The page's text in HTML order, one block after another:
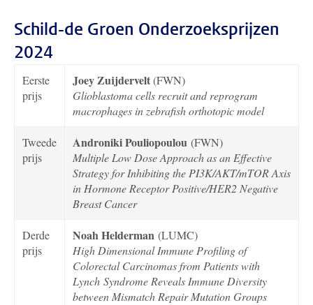
Schild-de Groen Onderzoeksprijzen
2024
Eerste
prijs
Joey Zuijdervelt(FWN)
Glioblastoma cells recruit and reprogram
macrophages in zebrafish orthotopic model
Tweede
prijs
Androniki Pouliopoulou (FWN)
Multiple Low Dose Approach as an Effective
Strategy for Inhibiting the PI3K/AKT/mTOR Axis
in Hormone Receptor Positive/HER2 Negative
Breast Cancer
Derde
prijs
Noah Helderman (LUMC)
High Dimensional Immune Profiling of
Colorectal Carcinomas from Patients with
Lynch Syndrome Reveals Immune Diversity
between Mismatch Repair Mutation Groups